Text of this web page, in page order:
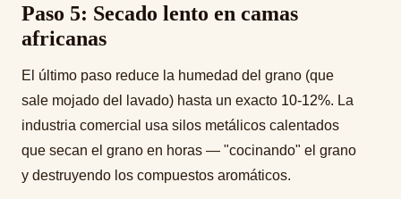
Paso 5: Secado lento en camas
africanas
El último paso reduce la humedad del grano (que
sale mojado del lavado) hasta un exacto 10-12%. La
industria comercial usa silos metálicos calentados
que secan el grano en horas — "cocinando" el grano
y destruyendo los compuestos aromáticos.